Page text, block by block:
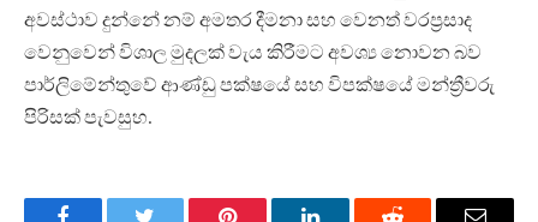
අවස්ථාව දුන්නේ නම් අමතර දීමනා සහ වෙනත් වරප්‍රසාද
වෙනුවෙන් විශාල මුදලක් වැය කිරීමට අවශ්‍ය නොවන බව
පාර්ලිමේන්තුවේ ආණ්ඩු පක්ෂයේ සහ විපක්ෂයේ මන්ත්‍රීවරු
පිරිසක් පැවසුහ.